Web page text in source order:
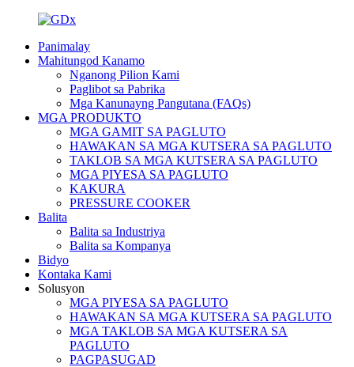
Panimalay
Mahitungod Kanamo
Nganong Pilion Kami
Paglibot sa Pabrika
Mga Kanunayng Pangutana (FAQs)
MGA PRODUKTO
MGA GAMIT SA PAGLUTO
HAWAKAN SA MGA KUTSERA SA PAGLUTO
TAKLOB SA MGA KUTSERA SA PAGLUTO
MGA PIYESA SA PAGLUTO
KAKURA
PRESSURE COOKER
Balita
Balita sa Industriya
Balita sa Kompanya
Bidyo
Kontaka Kami
Solusyon
MGA PIYESA SA PAGLUTO
HAWAKAN SA MGA KUTSERA SA PAGLUTO
MGA TAKLOB SA MGA KUTSERA SA
PAGLUTO
PAGPASUGAD